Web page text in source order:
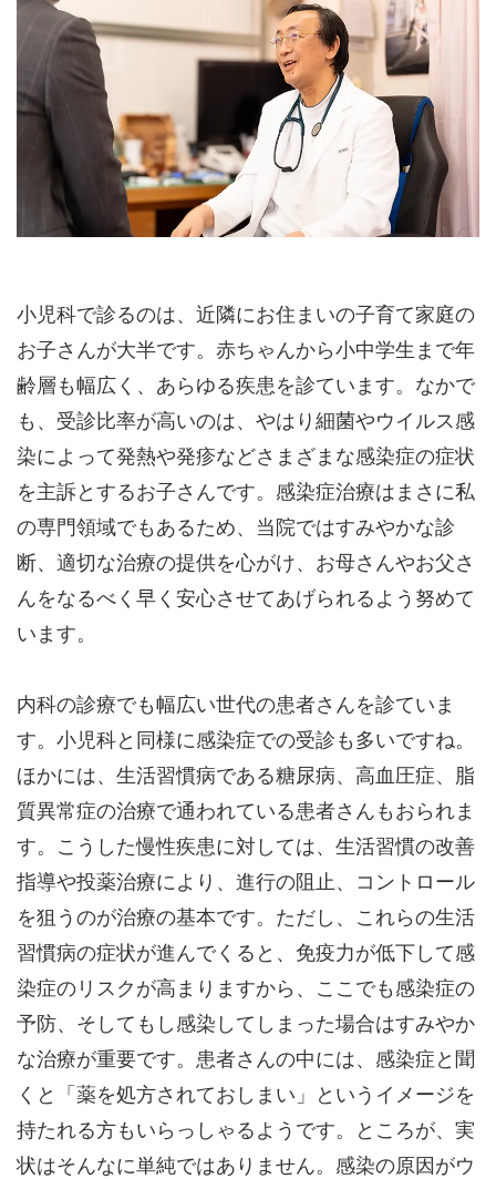
公式HPはこちら
初診受付
小児科で診るのは、近隣にお住まいの子育て家庭の
お子さんが大半です。赤ちゃんから小中学生まで年
齢層も幅広く、あらゆる疾患を診ています。なかで
も、受診比率が高いのは、やはり細菌やウイルス感
染によって発熱や発疹などさまざまな感染症の症状
を主訴とするお子さんです。感染症治療はまさに私
の専門領域でもあるため、当院ではすみやかな診
断、適切な治療の提供を心がけ、お母さんやお父さ
んをなるべく早く安心させてあげられるよう努めて
います。
内科の診療でも幅広い世代の患者さんを診ていま
す。小児科と同様に感染症での受診も多いですね。
ほかには、生活習慣病である糖尿病、高血圧症、脂
質異常症の治療で通われている患者さんもおられま
す。こうした慢性疾患に対しては、生活習慣の改善
指導や投薬治療により、進行の阻止、コントロール
を狙うのが治療の基本です。ただし、これらの生活
習慣病の症状が進んでくると、免疫力が低下して感
染症のリスクが高まりますから、ここでも感染症の
予防、そしてもし感染してしまった場合はすみやか
な治療が重要です。患者さんの中には、感染症と聞
くと「薬を処方されておしまい」というイメージを
持たれる方もいらっしゃるようです。ところが、実
状はそんなに単純ではありません。感染の原因がウ